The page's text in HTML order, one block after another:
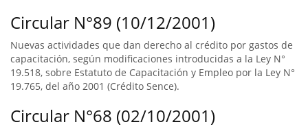
Circular N°89 (10/12/2001)
Nuevas actividades que dan derecho al crédito por gastos de
capacitación, según modificaciones introducidas a la Ley N°
19.518, sobre Estatuto de Capacitación y Empleo por la Ley N°
19.765, del año 2001 (Crédito Sence).
Circular N°68 (02/10/2001)